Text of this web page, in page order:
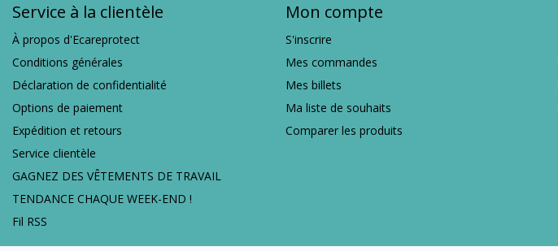
Service à la clientèle
À propos d'Ecareprotect
Conditions générales
Déclaration de confidentialité
Options de paiement
Expédition et retours
Service clientèle
GAGNEZ DES VÊTEMENTS DE TRAVAIL
TENDANCE CHAQUE WEEK-END !
Fil RSS
Mon compte
S'inscrire
Mes commandes
Mes billets
Ma liste de souhaits
Comparer les produits